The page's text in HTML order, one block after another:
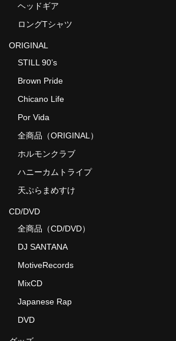
ヘッドギア
ロングTシャツ
ORIGINAL
STILL 90’s
Brown Pride
Chicano Life
Por Vida
全商品（ORIGINAL）
ホルモンクラブ
ハニーカムトライプ
天ぷらまめすけ
CD/DVD
全商品（CD/DVD）
DJ SANTANA
MotiveRecords
MixCD
Japanese Rap
DVD